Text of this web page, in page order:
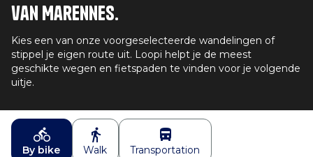
van Marennes.
Kies een van onze voorgeselecteerde wandelingen of
stippel je eigen route uit. Loopi helpt je de meest
geschikte wegen en fietspaden te vinden voor je volgende
uitje.
By bike Walk Transportation